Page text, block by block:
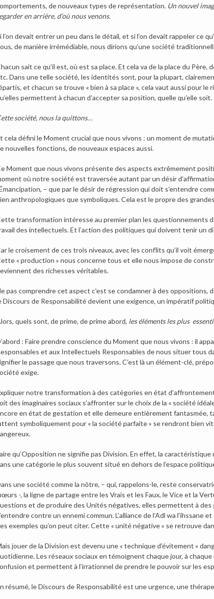
de nouveaux types de représentation. Un nouvel
en arrière, d’où nous venons.
l’on devait entrer un peu dans le détail, et si l’on devait rappeler ce
de manière irrémédiable, nous dirions qu’une société
sait ce qu’il est, où est sa place. Et cela va de la place du Père,
Dans une telle société, les identités sont, pour la plupart,
et chacun se trouve « bien à sa place », cela vaut aussi pour
permettent à chacun d’accepter sa position, quelle qu’elle soit.
société, nous la quittons…
cela défini le Moment crucial que nous vivons : un moment de
nouvelles fonctions, de nouveaux espaces aussi.
Moment que nous vivons présente des aspects extrêmement
où notre société est traversée autant par un désir
– que par le désir de régression qui doit s’entendre
anthropologiques que symboliques. Cela est le propre des
transformation intéresse au premier plan les questionnements
des intellectuels. Et l’action des politiques qui doivent tenir un
le croisement de ces trois niveaux, avec les conflits qu’il voit
« production » nous concerne tous et elle nous impose de
des richesses véritables.
pas comprendre cet aspect c’est se condamner à des oppositions,
Discours de Responsabilité devient une exigence, un impératif
quels sont, de prime, de prime abord, les éléments les plus
: Faire prendre conscience du Moment que nous vivons : il
et aux Intellectuels Responsables de nous situer tous
le passage que nous traversons. C’est là un élément-clé,
exige.
notre transformation à des catégories en état
des imaginaires sociaux s’affronter sur le choix de la « société
en état de gestation et elle demeure entièrement fantasmée,
symboliquement pour « la société parfaite » se rendront bien
qu’Opposition ne signifie pas Division. En effet, la
une catégorie le plus souvent situé en dehors de l’espace
une société comme la nôtre, – qui, rappelons-le, reste
-, la ligne de partage entre les Vrais et les Faux, le Vice et la
et de produire des Unités négatives, elles permettent à
contre un ennemi commun. L’alliance de l’Adl wa l’ihssane
exemples qu’on peut citer. Cette « unité négative » se retrouve
jouer de la Division est devenu une « technique d’évitement »
Les réseaux sociaux en témoignent chaque jour, à
et permettent à l’irrationnel de prendre le pouvoir sur les
résumé, le Discours de Responsabilité est une urgence, une